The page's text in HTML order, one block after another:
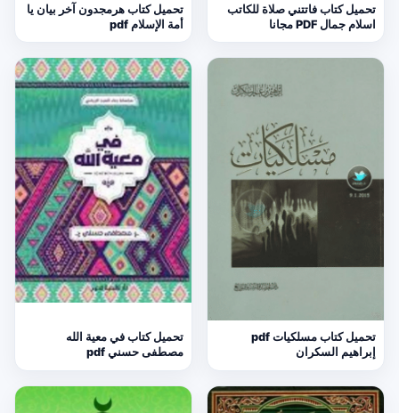
تحميل كتاب فاتتني صلاة للكاتب
اسلام جمال PDF مجانا
تحميل كتاب هرمجدون آخر بيان يا
أمة الإسلام pdf
تحميل كتاب مسلكيات pdf
إبراهيم السكران
تحميل كتاب في معية الله
مصطفى حسني pdf